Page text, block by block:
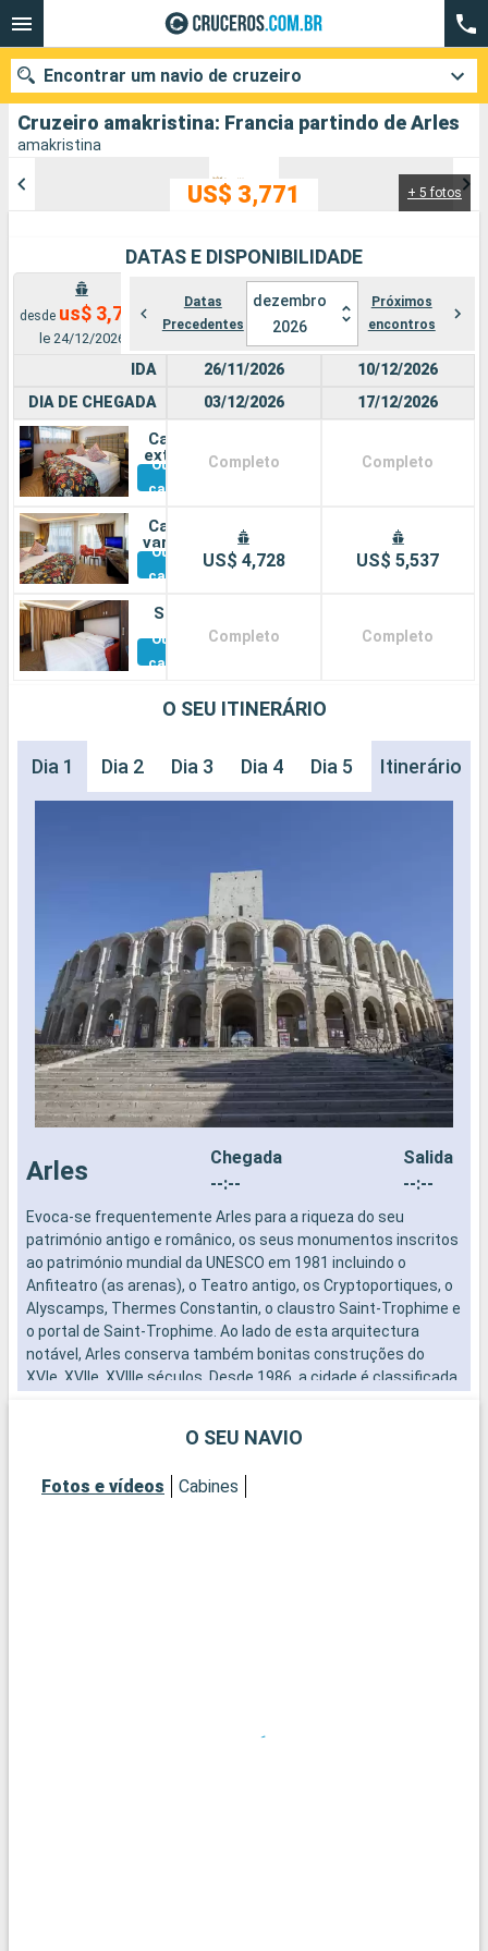
Cruzeiro amakristina: Francia partindo de Arles
amakristina
+ 5 fotos
US$ 3,771
DATAS E DISPONIBILIDADE
desde us$ 3,771
le 24/12/2026
Datas
Precedentes
dezembro
2026
Próximos
encontros
IDA
DIA DE CHEGADA
Cabine
externa
Outras
cabines
Cabine
varanda
Outras
cabines
Suíte
Outras
cabines
26/11/2026
03/12/2026
Completo
US$ 4,728
Completo
10/12/2026
17/12/2026
Completo
US$ 5,537
Completo
O SEU ITINERÁRIO
Dia 1 Dia 2 Dia 3 Dia 4 Dia 5 Dia 6 Dia
Itinerário
Arles
Chegada
--:--
Salida
--:--
Evoca-se frequentemente Arles para a riqueza do seu
património antigo e românico, os seus monumentos inscritos
ao património mundial da UNESCO em 1981 incluindo o
Anfiteatro (as arenas), o Teatro antigo, os Cryptoportiques, o
Alyscamps, Thermes Constantin, o claustro Saint-Trophime e
o portal de Saint-Trophime. Ao lado de esta arquitectura
notável, Arles conserva também bonitas construções do
XVIe, XVIIe, XVIIIe séculos. Desde 1986, a cidade é classificada
O SEU NAVIO
Fotos e vídeos Cabines
Encontrar um navio de cruzeiro
Cidades Companhias
Pesquisar